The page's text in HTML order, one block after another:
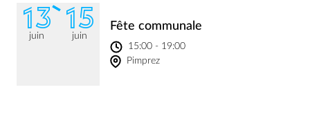
13
juin
15
juin
Fête communale
15:00 - 19:00
Pimprez